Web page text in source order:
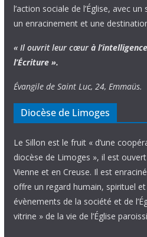
l’action sociale de l’Église, avec
un enracinement et une
« Il ouvrit leur cœur à l’intelligence
l’Écriture ».
Évangile de Saint Luc, 24, Emmaüs.
Diocèse de Limoges
Le Sillon est le fruit « d’une
diocèse de Limoges », il est
Vienne et en Creuse. Il est
offre un regard humain, spirituel
évènements de la société et de
vitrine » de la vie de l’Église